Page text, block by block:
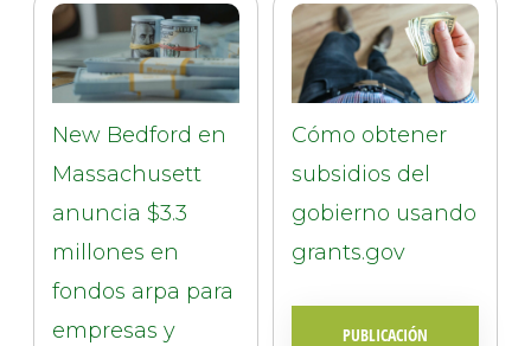
New Bedford en
Massachusett
anuncia $3.3
millones en
fondos arpa para
empresas y
Cómo obtener
subsidios del
gobierno usando
grants.gov
PUBLICACIÓN